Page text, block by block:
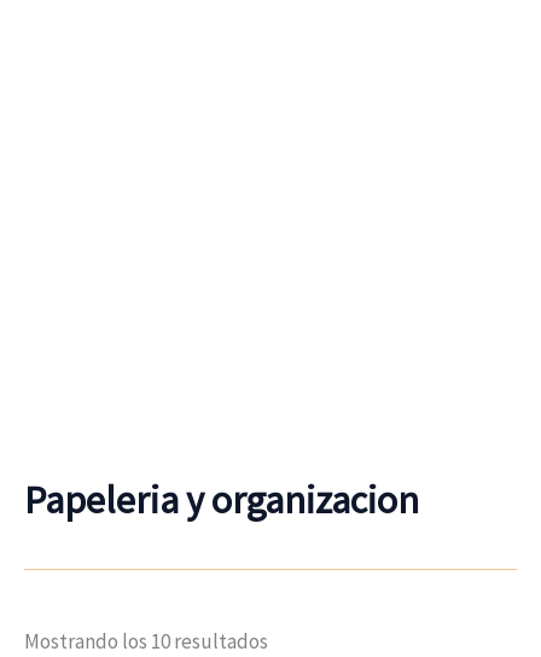
Papeleria y organizacion
Mostrando los 10 resultados